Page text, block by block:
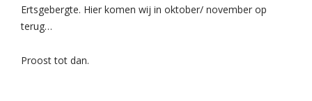
Ertsgebergte. Hier komen wij in oktober/ november op
terug…
Proost tot dan.